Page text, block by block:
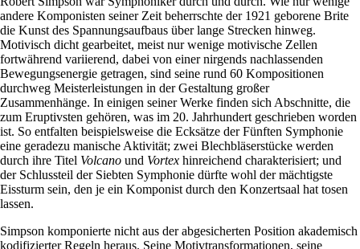
andere Komponisten seiner Zeit beherrschte der 1921 geborene Brite
die Kunst des Spannungsaufbaus über lange Strecken hinweg.
Motivisch dicht gearbeitet, meist nur wenige motivische Zellen
fortwährend variierend, dabei von einer nirgends nachlassenden
Bewegungsenergie getragen, sind seine rund 60 Kompositionen
durchweg Meisterleistungen in der Gestaltung großer
Zusammenhänge. In einigen seiner Werke finden sich Abschnitte, die
zum Eruptivsten gehören, was im 20. Jahrhundert geschrieben worden
ist. So entfalten beispielsweise die Ecksätze der Fünften Symphonie
eine geradezu manische Aktivität; zwei Blechbläserstücke werden
durch ihre Titel Volcano und Vortex hinreichend charakterisiert; und
der Schlussteil der Siebten Symphonie dürfte wohl der mächtigste
Eissturm sein, den je ein Komponist durch den Konzertsaal hat tosen
lassen.
Simpson komponierte nicht aus der abgesicherten Position akademisch
kodifizierter Regeln heraus. Seine Motivtransformationen, seine